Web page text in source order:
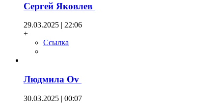
Сергей Яковлев
29.03.2025 | 22:06
+
Ссылка
Людмила Оv
30.03.2025 | 00:07